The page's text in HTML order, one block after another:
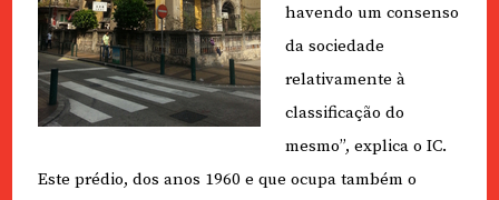
havendo um consenso
da sociedade
relativamente à
classificação do
mesmo”, explica o IC.
Este prédio, dos anos 1960 e que ocupa também o